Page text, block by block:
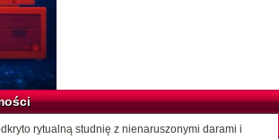
rytualną studnię z nienaruszonymi darami i